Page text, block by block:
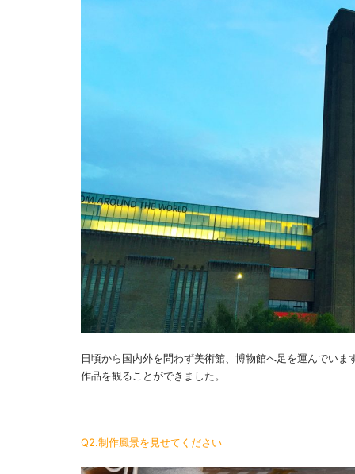
日頃から国内外を問わず美術館、博物館へ足を運んでい
作品を観ることができました。
Q2.制作風景を見せてください